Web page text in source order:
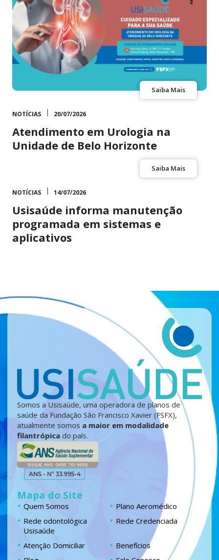
Saiba Mais
NOTÍCIAS 20/07/2026
Atendimento em Urologia na
Unidade de Belo Horizonte
Saiba Mais
NOTÍCIAS 14/07/2026
Usisaúde informa manutenção
programada em sistemas e
aplicativos
Somos a Usisaúde, uma operadora de planos de
saúde da Fundação São Francisco Xavier (FSFX),
atualmente somos a maior em modalidade
filantrópica do país.
Mapa do Site
Quem Somos
Plano Aeromédico
Rede odontológica
Usisaúde
Rede Credenciada
Atenção Domiciliar
Benefícios